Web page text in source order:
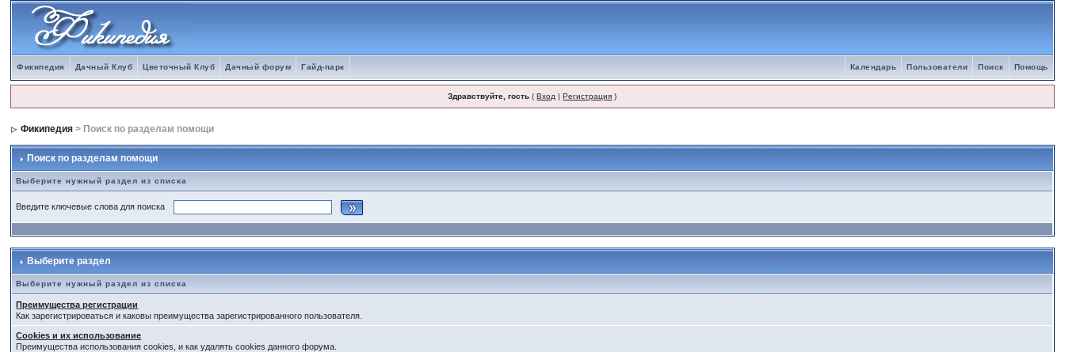
Фикипедия Дачный Клуб Цветочный Клуб Дачный форум Гайд-парк Помощь
Поиск
Пользователи
Календарь
Здравствуйте, гость (Вход |Регистрация )
Фикипедия > Поиск по разделам помощи
Поиск по разделам помощи
Выберите нужный раздел из списка
Введите ключевые слова для поиска
Выберите раздел
Выберите нужный раздел из списка
Преимущества регистрации
Как зарегистрироваться и каковы преимущества зарегистрированного пользователя.
Cookies и их использование
Преимущества использования cookies, и как удалять cookies данного форума.